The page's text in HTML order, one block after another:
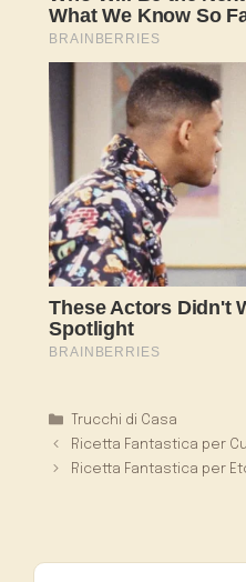
Categorie
Trucchi di Casa
Ricetta Fantastica per
Ricetta Fantastica per